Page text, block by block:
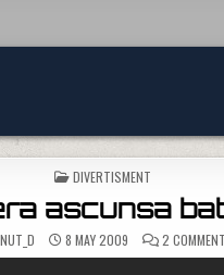
POSTED IN
DIVERTISMENT
ascunsa
8 MAY 2009 2